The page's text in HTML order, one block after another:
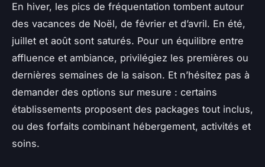
En hiver, les pics de fréquentation tombent autour
des vacances de Noël, de février et d’avril. En été,
juillet et août sont saturés. Pour un équilibre entre
affluence et ambiance, privilégiez les premières ou
dernières semaines de la saison. Et n’hésitez pas à
demander des options sur mesure : certains
établissements proposent des packages tout inclus,
ou des forfaits combinant hébergement, activités et
soins.